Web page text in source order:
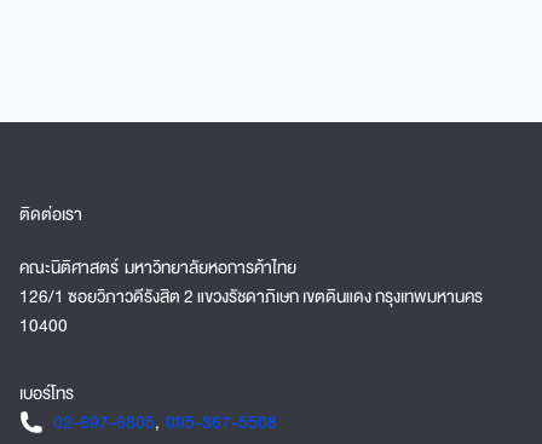
ใหม่ได้ในเชิงวิชาการ โดยบัณฑิตที่จบการศึกษาจาก
ผู้พิพากษาและอัยการผู้ช่วยได้
ติดต่อเรา
คณะนิติศาสตร์ มหาวิทยาลัยหอการค้าไทย
126/1 ซอยวิภาวดีรังสิต 2 แขวงรัชดาภิเษก เขตดินแดง กรุงเทพมหานคร
10400
เบอร์โทร
02-697-6805, 095-367-5508